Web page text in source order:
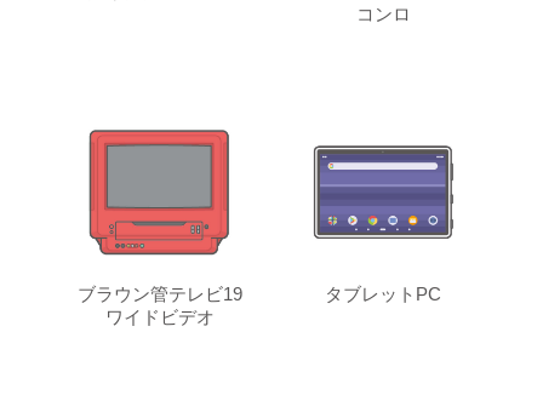
コンロ
ブラウン管テレビ19
ワイドビデオ
タブレットPC